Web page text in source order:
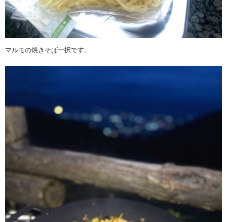
マルモの焼きそば一択です。